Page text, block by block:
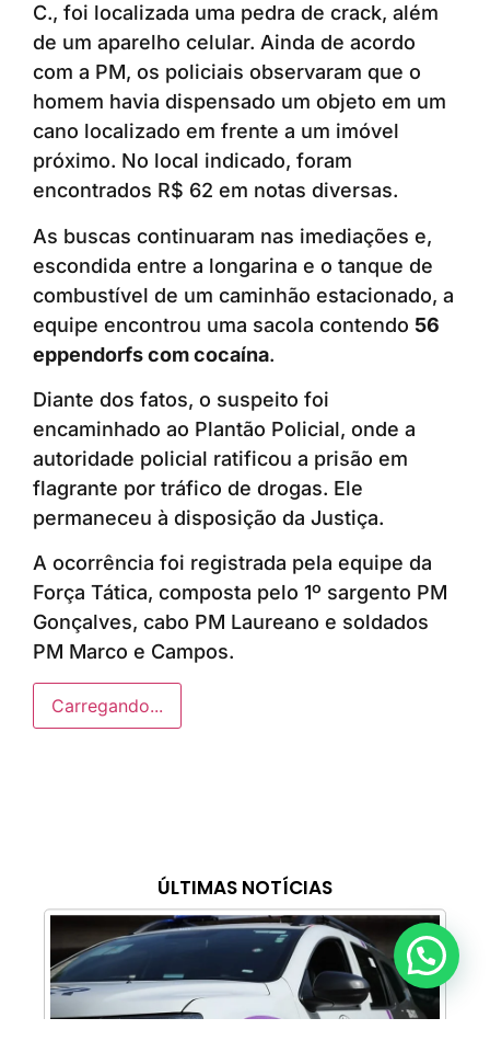
ÚLTIMAS NOTÍCIAS
C., foi localizada uma pedra de crack, além
de um aparelho celular. Ainda de acordo
com a PM, os policiais observaram que o
homem havia dispensado um objeto em um
cano localizado em frente a um imóvel
próximo. No local indicado, foram
encontrados R$ 62 em notas diversas.
As buscas continuaram nas imediações e,
escondida entre a longarina e o tanque de
combustível de um caminhão estacionado, a
equipe encontrou uma sacola contendo 56
eppendorfs com cocaína.
Diante dos fatos, o suspeito foi
encaminhado ao Plantão Policial, onde a
autoridade policial ratificou a prisão em
flagrante por tráfico de drogas. Ele
permaneceu à disposição da Justiça.
A ocorrência foi registrada pela equipe da
Força Tática, composta pelo 1º sargento PM
Gonçalves, cabo PM Laureano e soldados
PM Marco e Campos.
Carregando...
Anunciar ou recomendar matéria